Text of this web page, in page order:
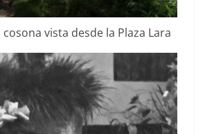
cosona vista des­de la Plaza Lara